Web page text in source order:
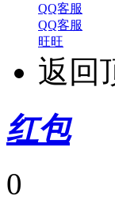
QQ客服
QQ客服
旺旺
返回
红包
0